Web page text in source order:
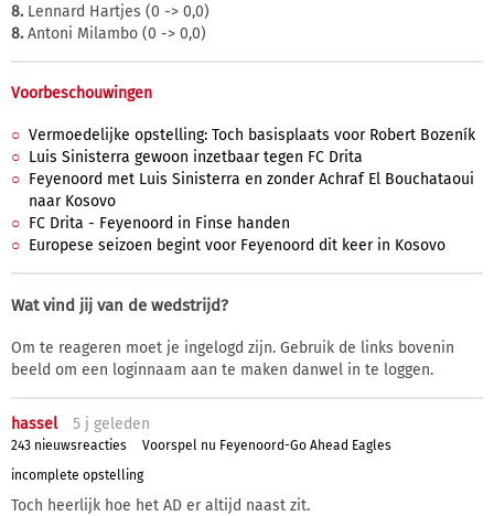
8.Lennard Hartjes (0 -> 0,0)
8.Antoni Milambo (0 -> 0,0)
Voorbeschouwingen
Vermoedelijke opstelling: Toch basisplaats voor Robert Bozeník
Luis Sinisterra gewoon inzetbaar tegen FC Drita
Feyenoord met Luis Sinisterra en zonder Achraf El Bouchataoui
naar Kosovo
FC Drita - Feyenoord in Finse handen
Europese seizoen begint voor Feyenoord dit keer in Kosovo
Wat vind jij van de wedstrijd?
Om te reageren moet je ingelogd zijn. Gebruik de links bovenin
beeld om een loginnaam aan te maken danwel in te loggen.
hassel 5 j geleden
243 nieuwsreacties
Voorspel nu Feyenoord-Go Ahead Eagles
incomplete opstelling
Toch heerlijk hoe het AD er altijd naast zit.